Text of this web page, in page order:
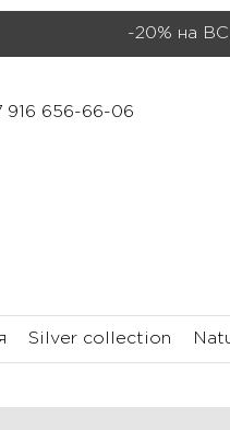
-20% на
916 656-66-06
Silver collection